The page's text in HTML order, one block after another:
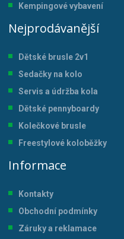
Kempingové vybavení
Nejprodávanější
Dětské brusle 2v1
Sedačky na kolo
Servis a údržba kola
Dětské pennyboardy
Kolečkové brusle
Freestylové koloběžky
Informace
Kontakty
Obchodní podmínky
Záruky a reklamace